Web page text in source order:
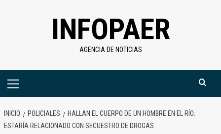
INFOPAER
AGENCIA DE NOTICIAS
Menú
INICIO POLICIALES
HALLAN EL CUERPO DE UN HOMBRE EN EL RÍO:
ESTARÍA RELACIONADO CON SECUESTRO DE DROGAS